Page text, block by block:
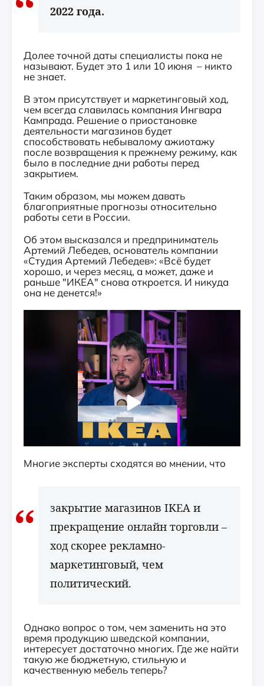
2022 года.
Долее точной даты специалисты пока не
называют. Будет это 1 или 10 июня – никто
не знает.
В этом присутствует и маркетинговый ход,
чем всегда славилась компания Ингвара
Кампрада. Решение о приостановке
деятельности магазинов будет
способствовать небывалому ажиотажу
после возвращения к прежнему режиму, как
было в последние дни работы перед
закрытием.
Таким образом, мы можем давать
благоприятные прогнозы относительно
работы сети в России.
Об этом высказался и предприниматель
Артемий Лебедев, основатель компании
«Студия Артемий Лебедев»: «Всё будет
хорошо, и через месяц, а может, даже и
раньше "ИКЕА" снова откроется. И никуда
она не денется!»
Многие эксперты сходятся во мнении, что
закрытие магазинов IKEA и
прекращение онлайн торговли –
ход скорее рекламно-
маркетинговый, чем
политический.
Однако вопрос о том, чем заменить на это
время продукцию шведской компании,
интересует достаточно многих. Где же найти
такую же бюджетную, стильную и
качественную мебель теперь?